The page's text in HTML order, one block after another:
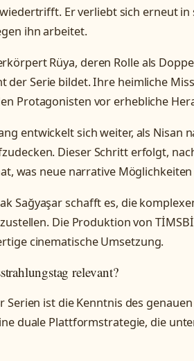
Er verliebt sich erneut in
ihn arbeitet.
Rüya, deren Rolle als
der Serie bildet. Ihre heimliche
Protagonisten vor erhebliche
entwickelt sich weiter, als Nisan
Dieser Schritt erfolgt,
was neue narrative
Sağyaşar schafft es, die
Die Produktion von
cinematische Umsetzung.
relevant?
Serien ist die Kenntnis des
duale Plattformstrategie, die